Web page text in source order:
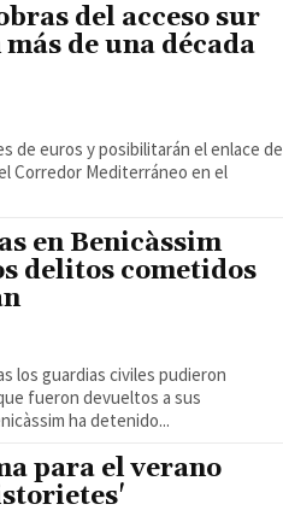
del acceso sur
de una década
de euros y posibilitarán el enlace de
Corredor Mediterráneo en el
en Benicàssim
delitos cometidos
los guardias civiles pudieron
fueron devueltos a sus
Benicàssim ha detenido...
para el verano